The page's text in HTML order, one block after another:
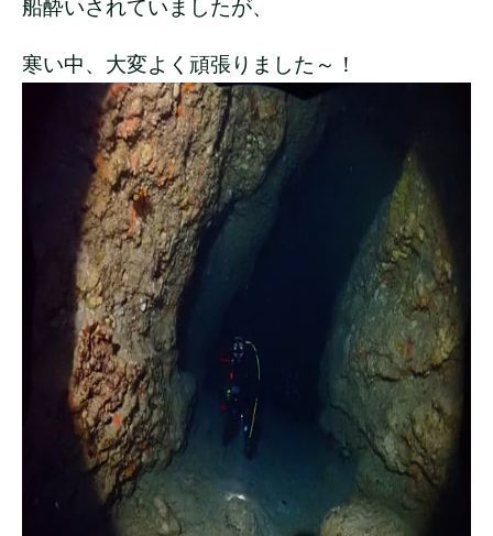
船酔いされていましたが、
寒い中、大変よく頑張りました～！